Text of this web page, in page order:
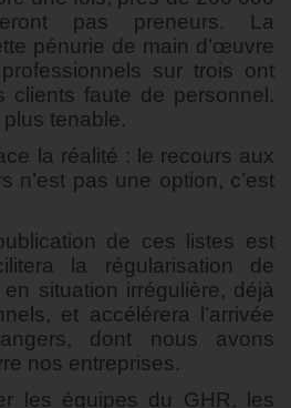
pas preneurs. La
pénurie de main d’œuvre
sur trois ont
clients faute de personnel.
plus tenable.
la réalité : le recours aux
n’est pas une option, c’est
de ces listes est
la régularisation de
situation irrégulière, déjà
et accélérera l’arrivée
dont nous avons
nos entreprises.
les équipes du GHR, les